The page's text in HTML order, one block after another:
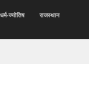
धर्म-ज्योतिष राजस्थान